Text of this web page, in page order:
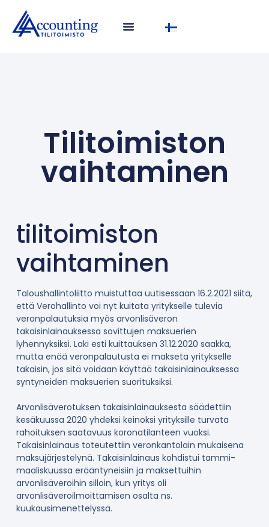
Tilitoimiston
vaihtaminen
tilitoimiston
vaihtaminen
Taloushallintoliitto muistuttaa uutisessaan 16.2.2021 siitä,
että Verohallinto voi nyt kuitata yritykselle tulevia
veronpalautuksia myös arvonlisäveron
takaisinlainauksessa sovittujen maksuerien
lyhennyksiksi. Laki esti kuittauksen 31.12.2020 saakka,
mutta enää veronpalautusta ei makseta yritykselle
takaisin, jos sitä voidaan käyttää takaisinlainauksessa
syntyneiden maksuerien suorituksiksi.
Arvonlisäverotuksen takaisinlainauksesta säädettiin
kesäkuussa 2020 yhdeksi keinoksi yrityksille turvata
rahoituksen saatavuus koronatilanteen vuoksi.
Takaisinlainaus toteutettiin veronkantolain mukaisena
maksujärjestelynä. Takaisinlainaus kohdistui tammi-
maaliskuussa erääntyneisiin ja maksettuihin
arvonlisäveroihin silloin, kun yritys oli
arvonlisäveroilmoittamisen osalta ns.
kuukausimenettelyssä.